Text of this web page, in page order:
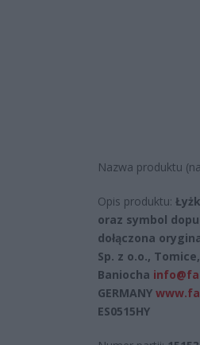
Nazwa produktu
Opis produktu:
oraz symbol
dołączona
Sp. z o.o.,
Baniocha
GERMANY
ES0515HY